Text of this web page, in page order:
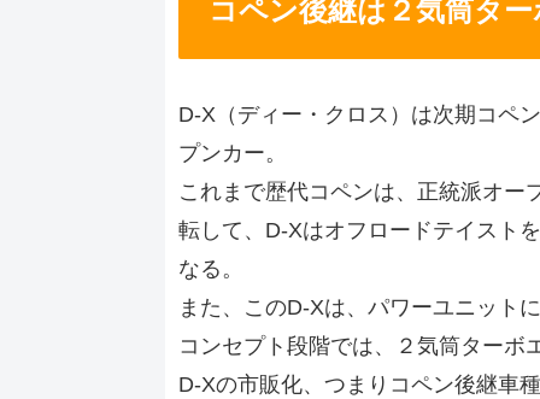
コペン後継は２気筒タ
D-X（ディー・クロス）は次期コペ
プンカー。
これまで歴代コペンは、正統派オー
転して、D-Xはオフロードテイスト
なる。
また、このD-Xは、パワーユニット
コンセプト段階では、２気筒ターボ
D-Xの市販化、つまりコペン後継車